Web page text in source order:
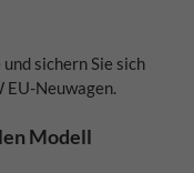
sichern Sie sich
Neuwagen.
Modell